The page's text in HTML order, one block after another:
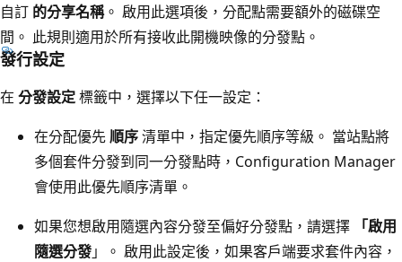
自訂 的分享名稱。 啟用此選項後，分配點需要額外的磁碟空
間。 此規則適用於所有接收此開機映像的分發點。
發行設定
在 分發設定標籤中，選擇以下任一設定：
在分配優先順序清單中，指定優先順序等級。 當站點將
多個套件分發到同一分發點時，Configuration Manager
會使用此優先順序清單。
如果您想啟用隨選內容分發至偏好分發點，請選擇
「啟用
隨選分發」。 啟用此設定後，如果客戶端要求套件內容，